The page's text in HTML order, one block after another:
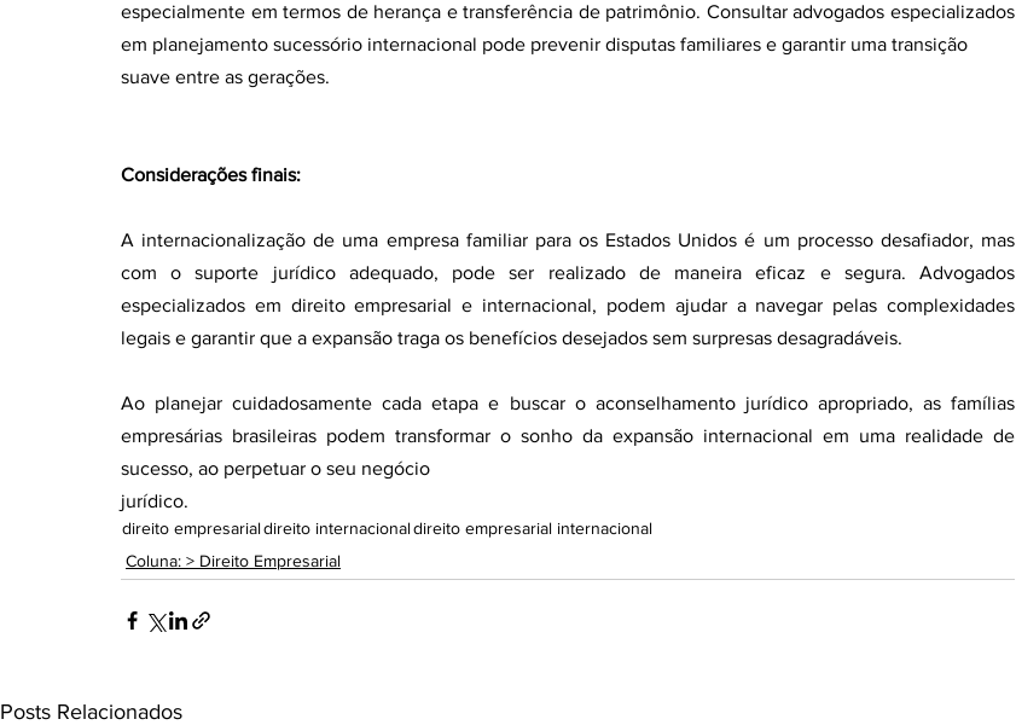
especialmente em termos de herança e transferência de patrimônio. Consultar advogados especializados
em planejamento sucessório internacional pode prevenir disputas familiares e garantir uma transição
suave entre as gerações.
Considerações finais:
A internacionalização de uma empresa familiar para os Estados Unidos é um processo desafiador, mas
com o suporte jurídico adequado, pode ser realizado de maneira eficaz e segura. Advogados
especializados em direito empresarial e internacional, podem ajudar a navegar pelas complexidades
legais e garantir que a expansão traga os benefícios desejados sem surpresas desagradáveis.
Ao planejar cuidadosamente cada etapa e buscar o aconselhamento jurídico apropriado, as famílias
empresárias brasileiras podem transformar o sonho da expansão internacional em uma realidade de
sucesso, ao perpetuar o seu negócio
jurídico.
direito empresarialdireito internacionaldireito empresarial internacional
Coluna: > Direito Empresarial
Posts Relacionados